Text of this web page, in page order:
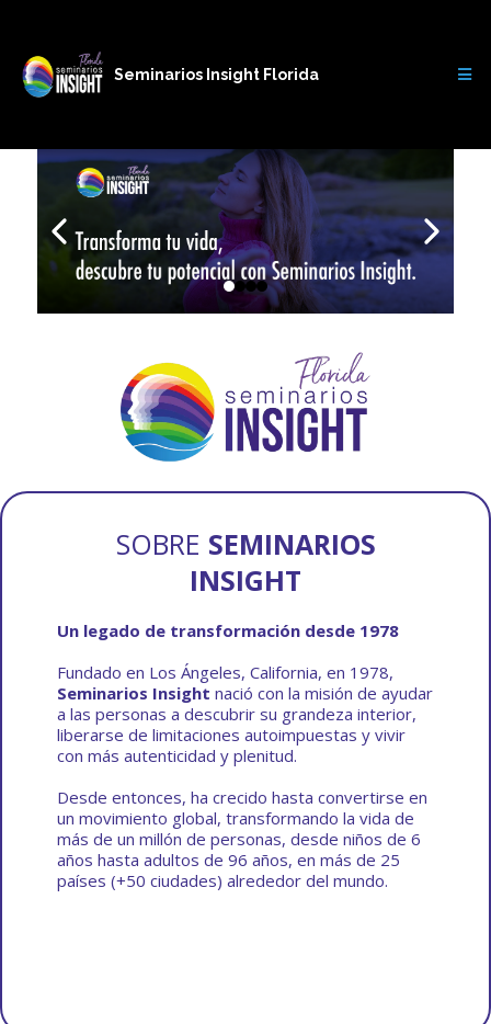
Seminarios Insight Florida
SOBRE SEMINARIOS
INSIGHT
Un legado de transformación desde 1978
Fundado en Los Ángeles, California, en 1978,
Seminarios Insight nació con la misión de ayudar
a las personas a descubrir su grandeza interior,
liberarse de limitaciones autoimpuestas y vivir
con más autenticidad y plenitud.
Desde entonces, ha crecido hasta convertirse en
un movimiento global, transformando la vida de
más de un millón de personas, desde niños de 6
años hasta adultos de 96 años, en más de 25
países (+50 ciudades) alrededor del mundo.